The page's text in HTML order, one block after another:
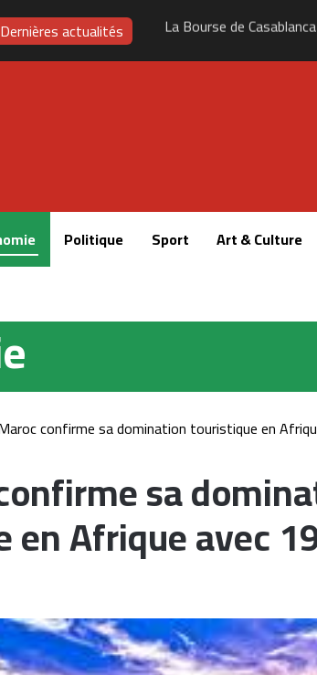
Dernières actualités
Politique Sport Art & Culture
confirme sa domination touristique en
sa
Afrique avec